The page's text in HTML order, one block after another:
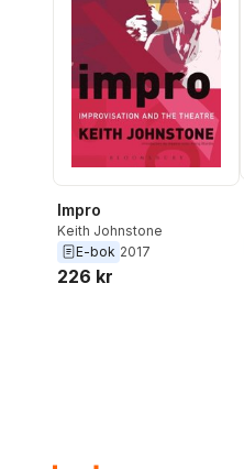
Impro
Keith Johnstone
E-bok 2017
226 kr